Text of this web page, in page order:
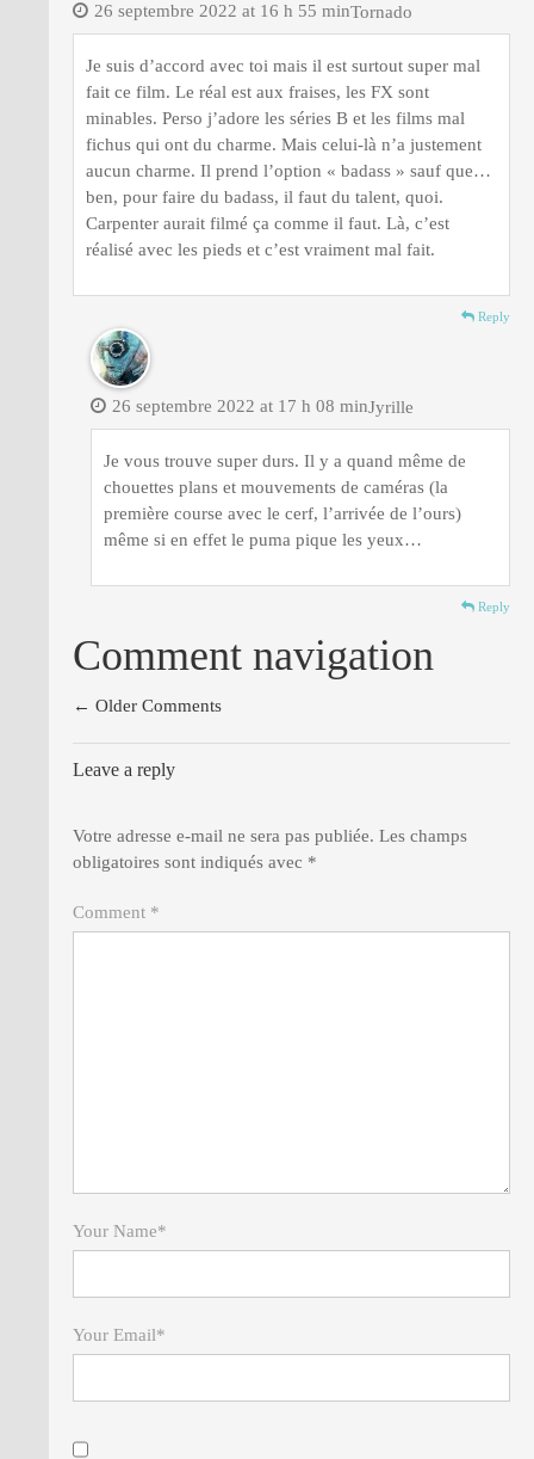
Tornado
26 septembre 2022 at 16 h 55 min
Je suis d’accord avec toi mais il est surtout super mal
fait ce film. Le réal est aux fraises, les FX sont
minables. Perso j’adore les séries B et les films mal
fichus qui ont du charme. Mais celui-là n’a justement
aucun charme. Il prend l’option « badass » sauf que…
ben, pour faire du badass, il faut du talent, quoi.
Carpenter aurait filmé ça comme il faut. Là, c’est
réalisé avec les pieds et c’est vraiment mal fait.
Reply
Jyrille
26 septembre 2022 at 17 h 08 min
Je vous trouve super durs. Il y a quand même de
chouettes plans et mouvements de caméras (la
première course avec le cerf, l’arrivée de l’ours)
même si en effet le puma pique les yeux…
Reply
Comment navigation
← Older Comments
Leave a reply
Votre adresse e-mail ne sera pas publiée. Les champs
obligatoires sont indiqués avec *
Comment *
Your Name*
Your Email*